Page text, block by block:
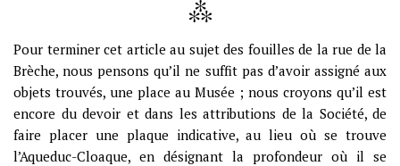
Pour terminer cet article au sujet des fouilles de la rue de la
Brèche, nous pensons qu’il ne suffit pas d’avoir assigné aux
objets trouvés, une place au Musée ; nous croyons qu’il est
encore du devoir et dans les attributions de la Société, de
faire placer une plaque indicative, au lieu où se trouve
l’Aqueduc-Cloaque, en désignant la profondeur où il se